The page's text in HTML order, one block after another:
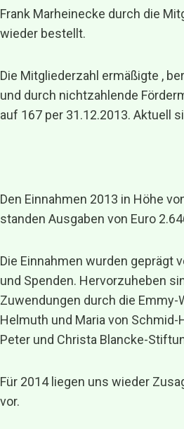
Frank Marheinecke durch die
wieder bestellt.
Die Mitgliederzahl ermäßigte ,
und durch nichtzahlende
auf 167 per 31.12.2013. Aktuell
Den Einnahmen 2013 in Höhe
standen Ausgaben von Euro
Die Einnahmen wurden geprägt
und Spenden. Hervorzuheben
Zuwendungen durch die
Helmuth und Maria von
Peter und Christa Blancke-
Für 2014 liegen uns wieder
vor.